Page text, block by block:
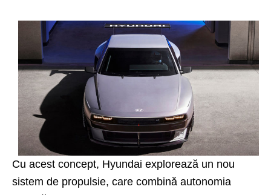
Cu acest concept, Hyundai explorează un nou
sistem de propulsie, care combină autonomia